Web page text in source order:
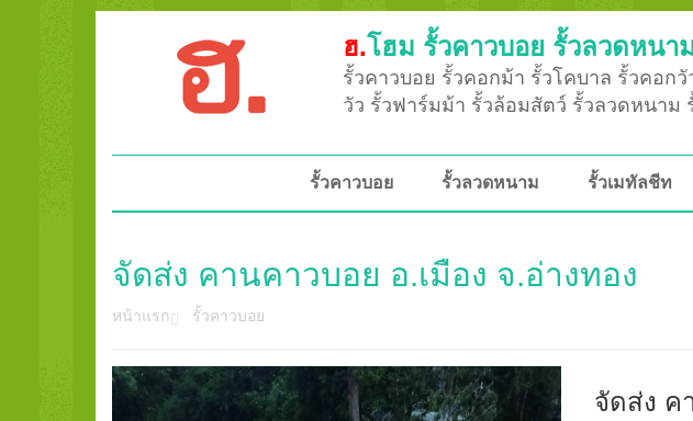
ฮ.โฮม รั้วคาวบอย รั้วลวดหนา
รั้วคาวบอย รั้วคอกม้า รั้วโคบาล รั้วคอก
วัว รั้วฟาร์มม้า รั้วล้อมสัตว์ รั้วลวดหนาม
รั้วคาวบอย รั้วลวดหนาม รั้วเมทัลชีท
จัดส่ง คานคาวบอย อ.เมือง จ.อ่างทอง
หน้าแรก รั้วคาวบอย
จัดส่ง ค